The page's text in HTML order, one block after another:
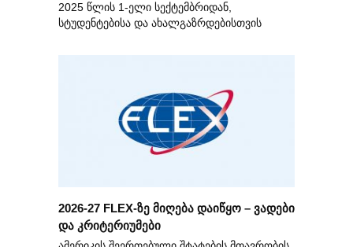
2025 წლის 1-ელი სექტემბრიდან,
სტუდენტებისა და ახალგაზრდებისთვის
2026-27 FLEX-ზე მიღება დაიწყო – ვადები
და კრიტერიუმები